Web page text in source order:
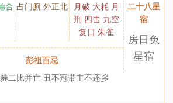
合 占门厕 外正北
月破 大耗 月
刑 四击 九空
复日 朱雀
彭祖百忌
二比并亡 丑不冠带主不还乡
二十八星
宿
房日兔
星宿